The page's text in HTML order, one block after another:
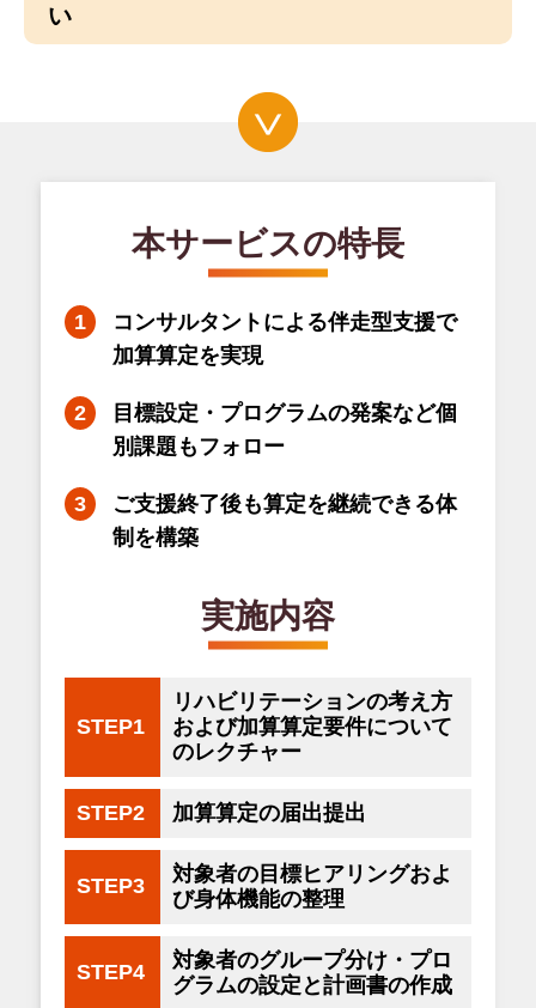
い
本サービスの特長
コンサルタントによる伴走型支援で
加算算定を実現
目標設定・プログラムの発案など個
別課題もフォロー
ご支援終了後も算定を継続できる体
制を構築
実施内容
STEP1
リハビリテーションの考え方
および加算算定要件について
のレクチャー
STEP2 加算算定の届出提出
STEP3
対象者の目標ヒアリングおよ
び身体機能の整理
STEP4
対象者のグループ分け・プロ
グラムの設定と計画書の作成